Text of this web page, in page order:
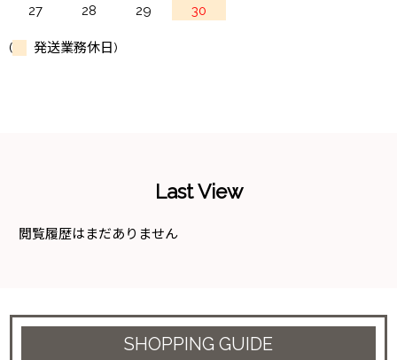
27
28 29 30
( 発送業務休日)
Last View
閲覧履歴はまだありません
SHOPPING GUIDE